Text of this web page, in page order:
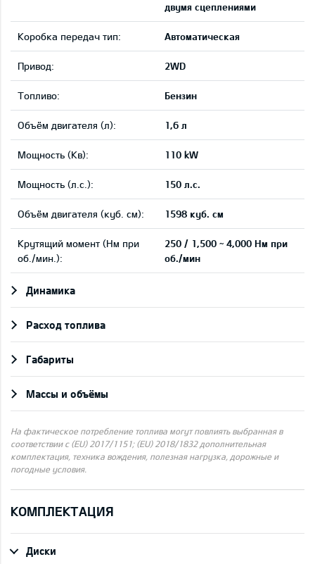
двумя сцеплениями
Коробка передач тип: Автоматическая
Привод: 2WD
Tопливо: Бензин
Объём двигателя (л): 1,6 л
Мощность (Кв): 110 kW
Мощность (л.с.): 150 л.с.
Объём двигателя (куб. см): 1598 куб. см
Крутящий момент (Нм при
об./мин.):
250 / 1,500 ~ 4,000 Нм при
об./мин
Динамика
Pасход топлива
Габариты
Массы и объёмы
На фактическое потребление топлива могут повлиять выбранная в
соответствии с (EU) 2017/1151; (EU) 2018/1832 дополнительная
комплектация, техника вождения, полезная нагрузка, дорожные и
погодные условия.
КОМПЛЕКТАЦИЯ
Диски